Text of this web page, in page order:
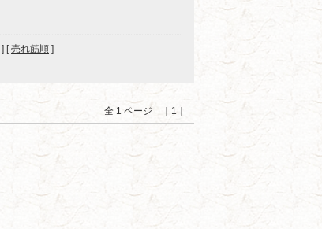
] [売れ筋順 ]
全 1 ページ ｜1｜